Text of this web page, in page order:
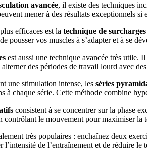
avancée, il existe des techniques
mener à des résultats exceptionnels si
efficaces est la technique de
pousser vos muscles à s’adapter et à se
est aussi une technique avancée très utile.
des périodes de travail lourd avec
une stimulation intense, les séries
à chaque série. Cette méthode combine
consistent à se concentrer sur la phase
contrôlant le mouvement pour maximiser la
très populaires : enchaînez deux
l’intensité de l’entraînement et de réduire le